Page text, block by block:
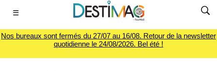
☰
Nos bureaux sont fermés du 27/07 au 16/08. Retour de la newsletter
quotidienne le 24/08/2026. Bel été !